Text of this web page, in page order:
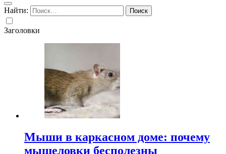
Найти:
Заголовки
Мыши в каркасном доме: почему
мышеловки бесполезны